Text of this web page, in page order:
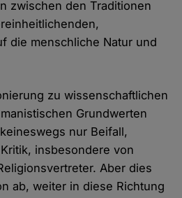
zwischen den Traditionen
die menschliche Natur und
zu wissenschaftlichen
Grundwerten
nur Beifall,
insbesondere von
Aber dies
ab, weiter in diese Richtung